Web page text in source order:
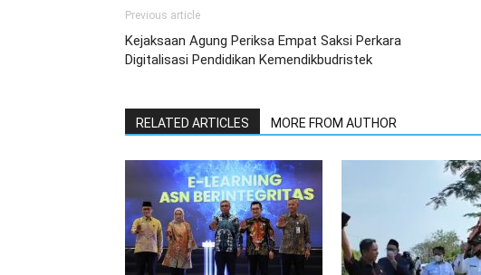
Previous article
Kejaksaan Agung Periksa Empat Saksi Perkara
Digitalisasi Pendidikan Kemendikbudristek
RELATED ARTICLES MORE FROM AUTHOR